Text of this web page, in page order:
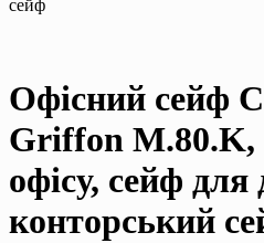
сейф
Офісний сейф
Griffon M.80.K,
офiсу, сейф для
конторський